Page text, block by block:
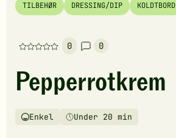
TILBEHØR DRESSING/DIP KOLDTBORD
0
Denne
har
foreløpig
vurderinger.
0
Pepperrotkrem
Vanskelighetsgrad
Enkel
TilberedningstidUnder 20 min